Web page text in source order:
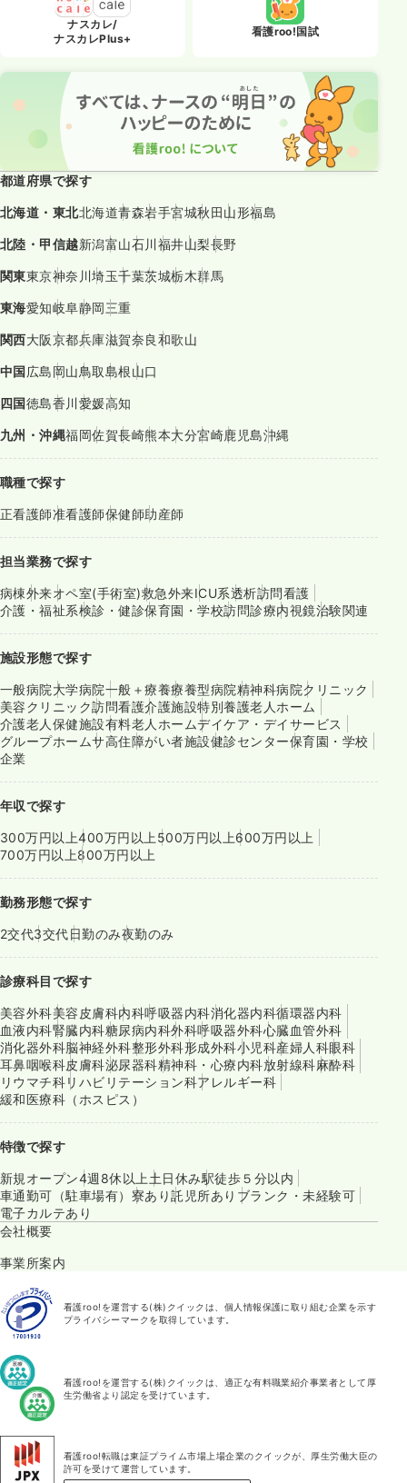
ナスカレ/
ナスカレPlus+
看護roo!国試
都道府県で探す
北海道・東北北海道青森岩手宮城秋田山形福島
北陸・甲信越新潟富山石川福井山梨長野
関東東京神奈川埼玉千葉茨城栃木群馬
東海愛知岐阜静岡三重
関西大阪京都兵庫滋賀奈良和歌山
中国広島岡山鳥取島根山口
四国徳島香川愛媛高知
九州・沖縄福岡佐賀長崎熊本大分宮崎鹿児島沖縄
職種で探す
正看護師准看護師保健師助産師
担当業務で探す
病棟外来オペ室(手術室)救急外来ICU系透析訪問看護
介護・福祉系検診・健診保育園・学校訪問診療内視鏡治験関連
施設形態で探す
一般病院大学病院一般＋療養療養型病院精神科病院クリニック
美容クリニック訪問看護介護施設特別養護老人ホーム
介護老人保健施設有料老人ホームデイケア・デイサービス
グループホームサ高住障がい者施設健診センター保育園・学校
企業
年収で探す
300万円以上400万円以上 500万円以上600万円以上
700万円以上800万円以上
勤務形態で探す
2交代3交代日勤のみ夜勤のみ
診療科目で探す
美容外科美容皮膚科内科呼吸器内科消化器内科循環器内科
血液内科腎臓内科糖尿病内科外科呼吸器外科心臓血管外科
消化器外科脳神経外科整形外科形成外科小児科産婦人科眼科
耳鼻咽喉科皮膚科泌尿器科精神科・心療内科放射線科麻酔科
リウマチ科リハビリテーション科アレルギー科
緩和医療科（ホスピス）
特徴で探す
新規オープン4週8休以上 土日休み駅徒歩５分以内
車通勤可（駐車場有） 寮あり託児所あり ブランク・未経験可
電子カルテあり
会社概要
事業所案内
看護roo!を運営する(株)クイックは、個人情報保護に取り組む企業を示す
プライバシーマークを取得しています。
看護roo!を運営する(株)クイックは、適正な有料職業紹介事業者として厚
生労働省より認定を受けています。
看護roo!転職は東証プライム市場上場企業のクイックが、厚生労働大臣の
許可を受けて運営しています。